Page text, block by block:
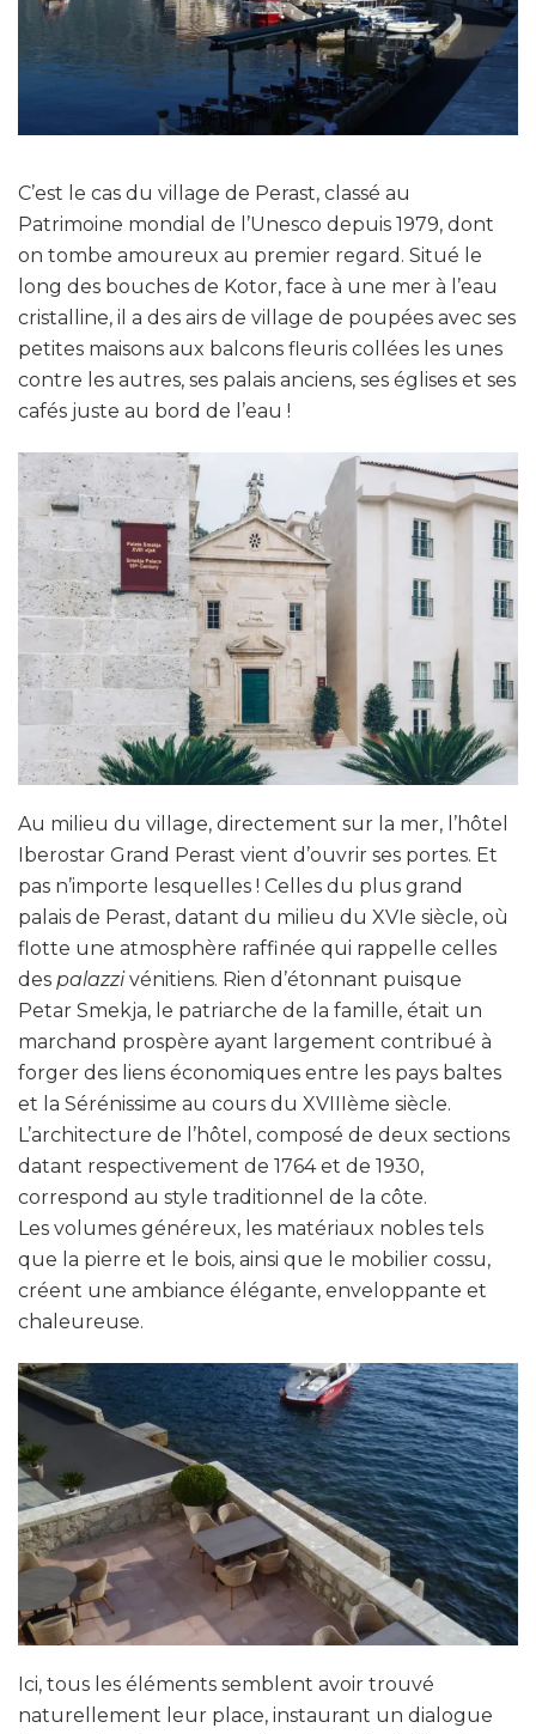
C’est le cas du village de Perast, classé au
Patrimoine mondial de l’Unesco depuis 1979, dont
on tombe amoureux au premier regard. Situé le
long des bouches de Kotor, face à une mer à l’eau
cristalline, il a des airs de village de poupées avec ses
petites maisons aux balcons fleuris collées les unes
contre les autres, ses palais anciens, ses églises et ses
cafés juste au bord de l’eau !
Au milieu du village, directement sur la mer, l’hôtel
Iberostar Grand Perast vient d’ouvrir ses portes. Et
pas n’importe lesquelles ! Celles du plus grand
palais de Perast, datant du milieu du XVIe siècle, où
flotte une atmosphère raffinée qui rappelle celles
des palazzivénitiens. Rien d’étonnant puisque
Petar Smekja, le patriarche de la famille, était un
marchand prospère ayant largement contribué à
forger des liens économiques entre les pays baltes
et la Sérénissime au cours du XVIIIème siècle.
L’architecture de l’hôtel, composé de deux sections
datant respectivement de 1764 et de 1930,
correspond au style traditionnel de la côte.
Les volumes généreux, les matériaux nobles tels
que la pierre et le bois, ainsi que le mobilier cossu,
créent une ambiance élégante, enveloppante et
chaleureuse.
Ici, tous les éléments semblent avoir trouvé
naturellement leur place, instaurant un dialogue